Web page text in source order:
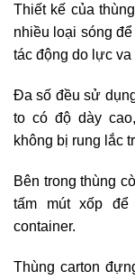
Thiết kế của
nhiều loại sóng
tác động do lực
Đa số đều sử
to có độ dày
không bị rung lắc
Bên trong thùng
tấm mút xốp để
container.
Thùng carton